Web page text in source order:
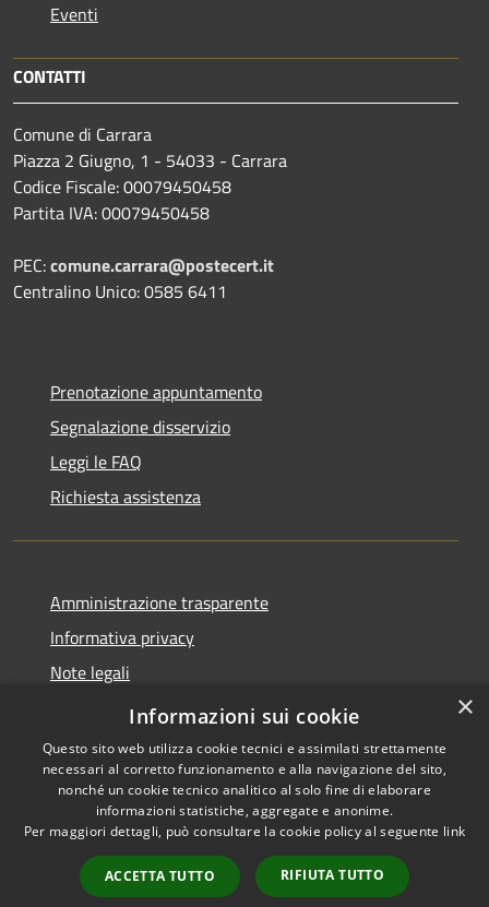
Eventi
CONTATTI
Comune di Carrara
Piazza 2 Giugno, 1 - 54033 - Carrara
Codice Fiscale: 00079450458
Partita IVA: 00079450458
PEC:comune.carrara@postecert.it
Centralino Unico: 0585 6411
Prenotazione appuntamento
Segnalazione disservizio
Leggi le FAQ
Richiesta assistenza
Amministrazione trasparente
Informativa privacy
Note legali
Dichiarazione di accessibilità
Accessibilità
Copyright © 2026 • Comune di
Carrara • Powered by
Municipium•
Accesso
redazione
×
Informazioni sui cookie
Questo sito web utilizza cookie tecnici e assimilati strettamente
necessari al corretto funzionamento e alla navigazione del sito,
nonché un cookie tecnico analitico al solo fine di elaborare
informazioni statistiche, aggregate e anonime.
Per maggiori dettagli, può consultare la cookie policy al seguente link
ACCETTA TUTTO RIFIUTA TUTTO